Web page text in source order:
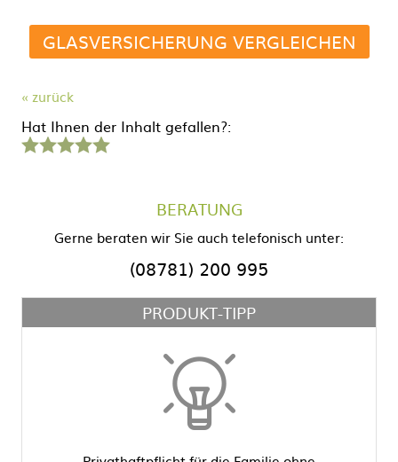
GLASVERSICHERUNG VERGLEICHEN
« zurück
Hat Ihnen der Inhalt gefallen?:
Stern Sterne Sterne Sterne Sterne
BERATUNG
Gerne beraten wir Sie auch telefonisch unter:
(08781) 200 995
PRODUKT-TIPP